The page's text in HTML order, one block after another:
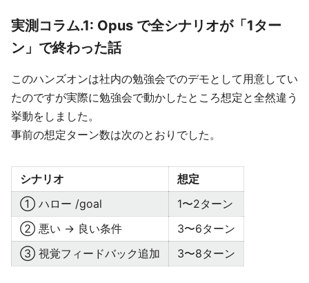
実測コラム.1: Opus で全シナリオが「1ター
ン」で終わった話
このハンズオンは社内の勉強会でのデモとして用意してい
たのですが実際に勉強会で動かしたところ想定と全然違う
挙動をしました。
事前の想定ターン数は次のとおりでした。
シナリオ
想定
① ハロー /goal
1〜2ターン
② 悪い → 良い条件
3〜6ターン
③ 視覚フィードバック追加
3〜8ターン